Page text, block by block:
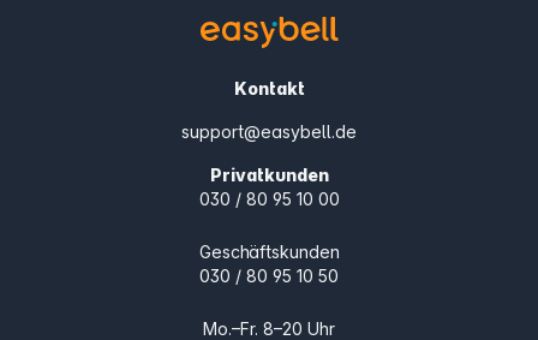
Kontakt
support@easybell.de
Privatkunden
030 / 80 95 10 00
Geschäftskunden
030 / 80 95 10 50
Mo.–Fr. 8–20 Uhr